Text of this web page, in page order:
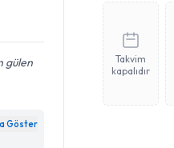
gülen
Göster
Takvim
kapalıdır